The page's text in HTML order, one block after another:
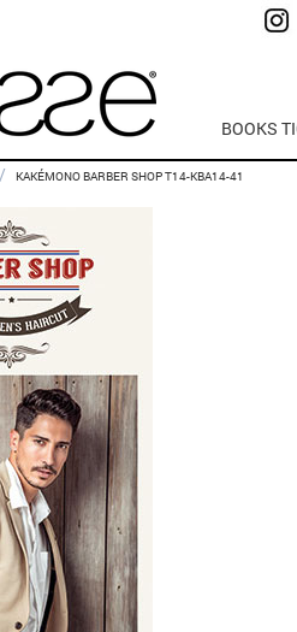
BOOKS
/ KAKÉMONO BARBER SHOP T14-KBA14-41